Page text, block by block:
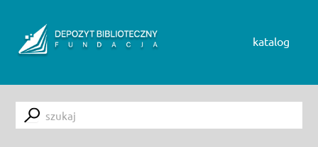
katalog
Submit